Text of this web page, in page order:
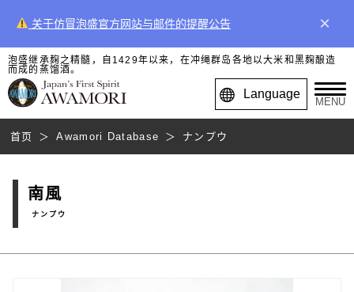
关于仿冒泡盛官方网站与邮件的提醒公告 ×
泡盛继承麹之精髓，自1429年以来，在冲绳群岛各地以大米和黑麹酿造
而成的蒸馏酒。
Language
MENU
首页 Awamori Database ナンプウ
南風
ナンプウ